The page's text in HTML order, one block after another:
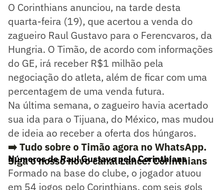
O Corinthians anunciou, na tarde desta
quarta-feira (19), que acertou a venda do
zagueiro Raul Gustavo para o Ferencvaros, da
Hungria. O Timão, de acordo com informações
do GE, irá receber R$1 milhão pela
negociação do atleta, além de ficar com uma
percentagem de uma venda futura.
Na última semana, o zagueiro havia acertado
sua ida para o Tijuana, do México, mas mudou
de ideia ao receber a oferta dos húngaros.
➡️ Tudo sobre o Timão agora no WhatsApp.
Siga o nosso novo canal Lance! Corinthians
Números de Raul Gustavo pelo Corinthians
Formado na base do clube, o jogador atuou
em 54 jogos pelo Corinthians, com seis gols